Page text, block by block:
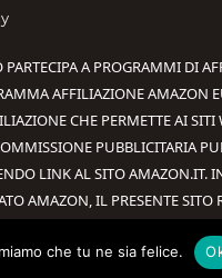
PARTECIPA A PROGRAMMI DI
AFFILIAZIONE AMAZON
CHE PERMETTE AI SITI
PUBBLICITARIA
LINK AL SITO AMAZON.IT.
AMAZON, IL PRESENTE SITO
che tu ne sia felice.